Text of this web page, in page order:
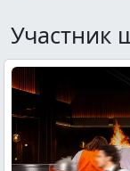
Участник